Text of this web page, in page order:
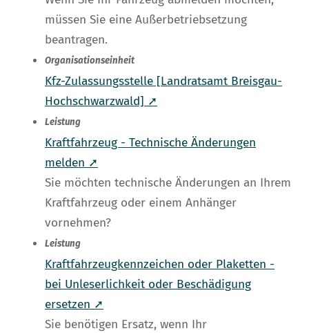
müssen Sie eine Außerbetriebsetzung
beantragen.
Organisationseinheit
Kfz-Zulassungsstelle [Landratsamt Breisgau-
Hochschwarzwald] ➚
Leistung
Kraftfahrzeug - Technische Änderungen
melden ➚
Sie möchten technische Änderungen an Ihrem
Kraftfahrzeug oder einem Anhänger
vornehmen?
Leistung
Kraftfahrzeugkennzeichen oder Plaketten -
bei Unleserlichkeit oder Beschädigung
ersetzen ➚
Sie benötigen Ersatz, wenn Ihr